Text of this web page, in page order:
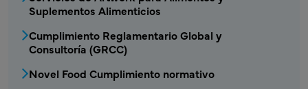
Suplementos Alimenticios
Cumplimiento Reglamentario Global y
Consultoría (GRCC)
Novel Food Cumplimiento normativo